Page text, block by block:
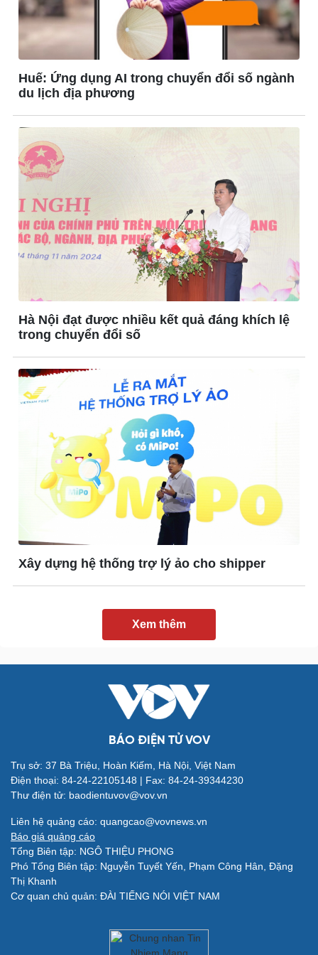
Đời sống
Nhà đẹp
Blog
Văn hóa
Âm nhạc
Giải trí
Thời trang
Sao Việt
Du lịch
Tư vấn
Săn Tour
check-in
Phân tích
Huế: Ứng dụng AI trong chuyển đổi số ngành
du lịch địa phương
Hà Nội đạt được nhiều kết quả đáng khích lệ
trong chuyển đổi số
Xây dựng hệ thống trợ lý ảo cho shipper
Xem thêm
BÁO ĐIỆN TỬ VOV
Trụ sở: 37 Bà Triệu, Hoàn Kiếm, Hà Nội, Việt Nam
Điện thoại: 84-24-22105148 | Fax: 84-24-39344230
Thư điện tử: baodientuvov@vov.vn
Liên hệ quảng cáo: quangcao@vovnews.vn
Báo giá quảng cáo
Tổng Biên tập: NGÔ THIỆU PHONG
Phó Tổng Biên tập: Nguyễn Tuyết Yến, Phạm Công Hân, Đặng
Thị Khanh
Cơ quan chủ quản: ĐÀI TIẾNG NÓI VIỆT NAM